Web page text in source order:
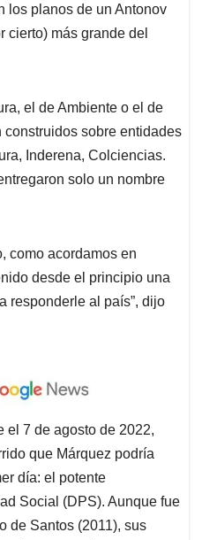
los planos de un Antonov
cierto) más grande del
el de Ambiente o el de
sobre entidades
Inderena, Colciencias.
solo un nombre
como acordamos en
desde el principio una
responderle al país”, dijo
el 7 de agosto de 2022,
que Márquez podría
día: el potente
Social (DPS). Aunque fue
de Santos (2011), sus